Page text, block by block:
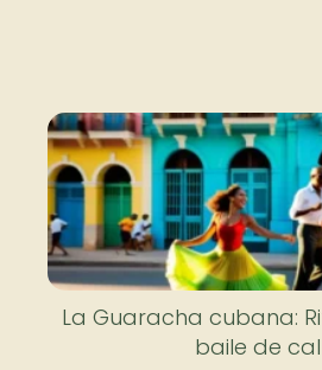
La Guaracha cubana:
baile de